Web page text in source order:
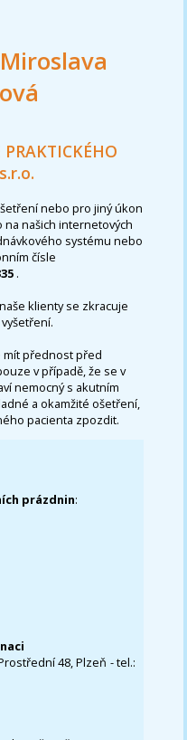
nebo pro jiný úkon
našich internetových
systému nebo
čísle
.
klienty se zkracuje
mít přednost před
v případě, že se v
nemocný s akutním
a okamžité ošetření,
pacienta zpozdit.
prázdnin:
48, Plzeň - tel.: